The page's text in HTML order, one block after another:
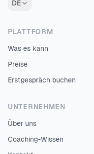
DE
PLATTFORM
Was es kann
Preise
Erstgespräch buchen
UNTERNEHMEN
Über uns
Coaching-Wissen